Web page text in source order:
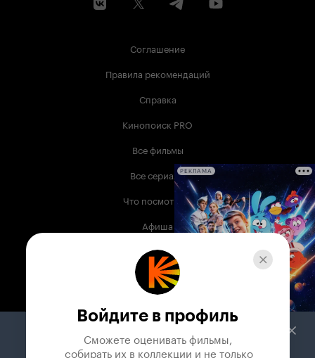
Соглашение
Правила рекомендаций
Справка
Кинопоиск PRO
Все фильмы
Все сериалы
Что посмотреть
Афиша
Музыка
Телепрограмма
Служба поддержки
РЕКЛАМА
Войдите в профиль
Сможете оценивать фильмы,
собирать их в коллекции и не только